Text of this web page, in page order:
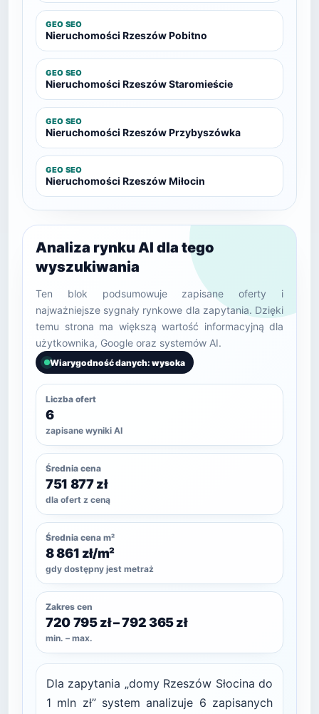
GEO SEO
Nieruchomości Rzeszów Pobitno
GEO SEO
Nieruchomości Rzeszów Staromieście
GEO SEO
Nieruchomości Rzeszów Przybyszówka
GEO SEO
Nieruchomości Rzeszów Miłocin
Analiza rynku AI dla tego
wyszukiwania
Ten blok podsumowuje zapisane oferty i
najważniejsze sygnały rynkowe dla zapytania. Dzięki
temu strona ma większą wartość informacyjną dla
użytkownika, Google oraz systemów AI.
Wiarygodność danych: wysoka
Liczba ofert
6
zapisane wyniki AI
Średnia cena
751 877 zł
dla ofert z ceną
Średnia cena m²
8 861 zł/m²
gdy dostępny jest metraż
Zakres cen
720 795 zł – 792 365 zł
min. – max.
Dla zapytania „domy Rzeszów Słocina do
1 mln zł” system analizuje 6 zapisanych